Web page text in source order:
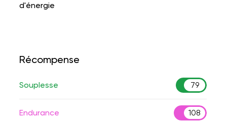
d'énergie
Récompense
Souplesse 79
Endurance 108